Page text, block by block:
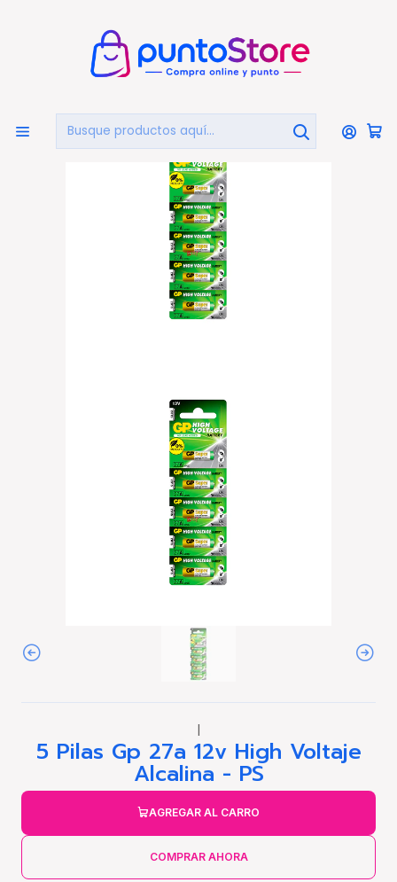
PILAS Y CARGADORES Pilas Y Baterías
5 Pilas Gp 27a 12v High Voltaje Alcalina - PS
|
5 Pilas Gp 27a 12v High Voltaje
Alcalina - PS
AGREGAR AL CARRO
COMPRAR AHORA